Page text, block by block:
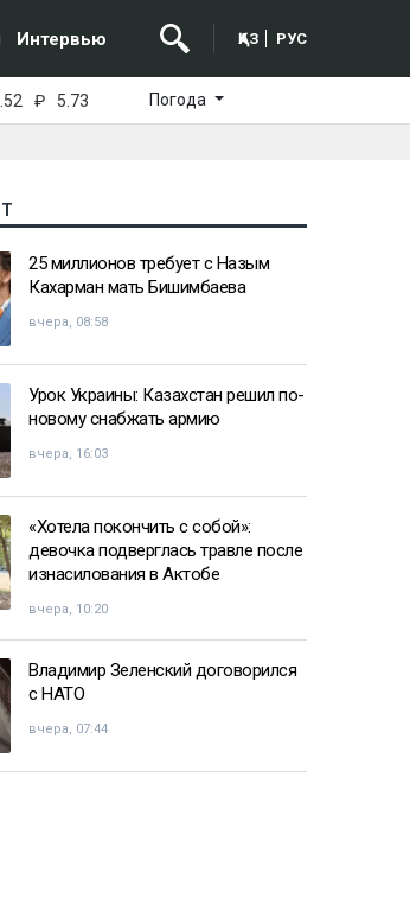
Интервью ҚАЗ РУС
₽ 5.73 Погода
25 миллионов требует с Назым
Кахарман мать Бишимбаева
вчера, 08:58
Урок Украины: Казахстан решил по-
новому снабжать армию
вчера, 16:03
«Хотела покончить с собой»:
девочка подверглась травле после
изнасилования в Актобе
вчера, 10:20
Владимир Зеленский договорился
с НАТО
вчера, 07:44